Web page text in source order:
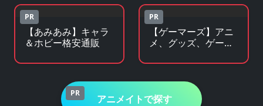
PR
【あみあみ】キャラ
＆ホビー格安通販
PR
【ゲーマーズ】アニ
メ、グッズ、ゲー
ア多数販売のチェー
PR アニメイトで探す